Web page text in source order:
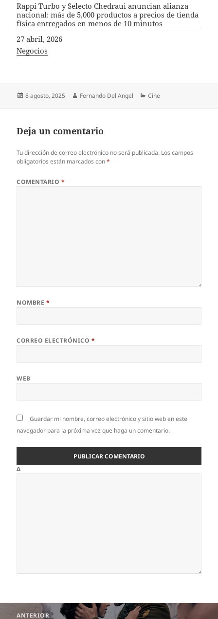
Rappi Turbo y Selecto Chedraui anuncian alianza
nacional: más de 5,000 productos a precios de tienda
física entregados en menos de 10 minutos
Fecha
27 abril, 2026
In relation to
Negocios
Publicado
8 agosto, 2025 Autor
Fernando Del Angel Categorías
Cine
Deja un comentario
Tu dirección de correo electrónico no será publicada. Los campos
obligatorios están marcados con*
COMENTARIO *
NOMBRE *
CORREO ELECTRÓNICO *
WEB
Guardar mi nombre, correo electrónico y sitio web en este
navegador para la próxima vez que haga un comentario.
Δ
Navegación
ANTERIOR